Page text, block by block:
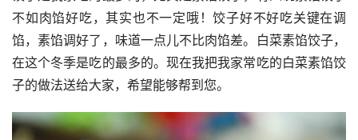
不如肉馅好吃，其实也不一定哦！饺子好不好吃关键在调
馅，素馅调好了，味道一点儿不比肉馅差。白菜素馅饺子，
在这个冬季是吃的最多的。现在我把我家常吃的白菜素馅饺
子的做法送给大家，希望能够帮到您。